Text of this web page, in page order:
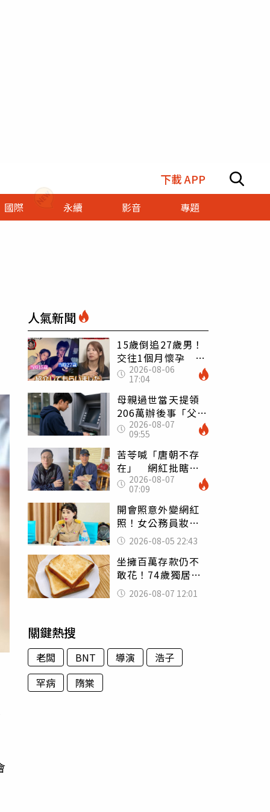
下載 APP
國際 永續 影音 專題
人氣新聞
15歲倒追27歲男！
交往1個月懷孕 36
歲當阿嬤故事曝光
2026-08-06
17:04
母親過世當天提領
206萬辦後事「父子
遭判刑」 律師：
搶錢先下手是罪
2026-08-07
09:55
苦苓喊「唐朝不存
在」 網紅批瞎編
歷史：李白、杜甫
用鮮卑文寫詩？
2026-08-07
07:09
開會照意外變網紅
照！女公務員妝容
掀2千則留言 本人
怒嗆：化妝有錯嗎
2026-08-05 22:43
坐擁百萬存款仍不
敢花！74歲獨居翁
「1餐只吃1片吐
司」 半年後暴瘦
2026-08-07 12:01
關鍵熱搜
老闆 BNT 導演
浩子
罕病
隋棠